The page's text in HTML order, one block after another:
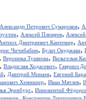
Александр Петрович Сумароков,
, Алексей Плещеев,
Дмитриевич Кантемир,
Чичибабин, Булат Окуджава,
, Вероника Тушнова, Вильгельм
, Владислав Ходасевич, Гавриил
, Дмитрий Минаев, Евгений
Хемницер, Иван Мятлев,
Эренбург, Иннокентий